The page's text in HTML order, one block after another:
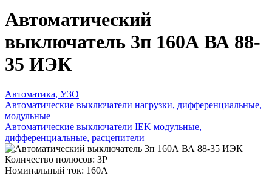
Автоматический
выключатель 3п 160А ВА 88-
35 ИЭК
Автоматика, УЗО
Автоматические выключатели нагрузки, дифференциальные,
модульные
Автоматические выключатели IEK модульные,
дифференциальные, расцепители
Количество полюсов: 3P
Номинальный ток: 160А